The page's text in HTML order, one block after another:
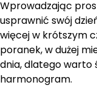
Wprowadzając
usprawnić swój
więcej w krótszym
poranek, w dużej
dnia, dlatego warto
harmonogram.